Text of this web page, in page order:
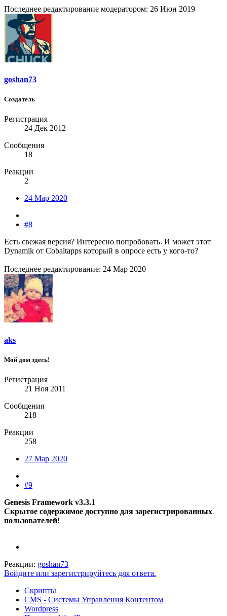
Последнее редактирование модератором: 26 Июн 2019
goshan73
Создатель
Регистрация
24 Дек 2012
Сообщения
18
Реакции
2
24 Мар 2020
#8
Есть свежая версия? Интересно попробовать. И может этот
Dynamik от Cobaltapps который в опросе есть у кого-то?
Последнее редактирование: 24 Мар 2020
aks
Мой дом здесь!
Регистрация
21 Ноя 2011
Сообщения
218
Реакции
258
27 Мар 2020
#9
Genesis Framework v3.3.1
Скрытое содержимое доступно для зарегистрированных
пользователей!
Реакции: goshan73
Войдите или зарегистрируйтесь для ответа.
Скрипты
CMS - Системы Управления Контентом
Wordpress